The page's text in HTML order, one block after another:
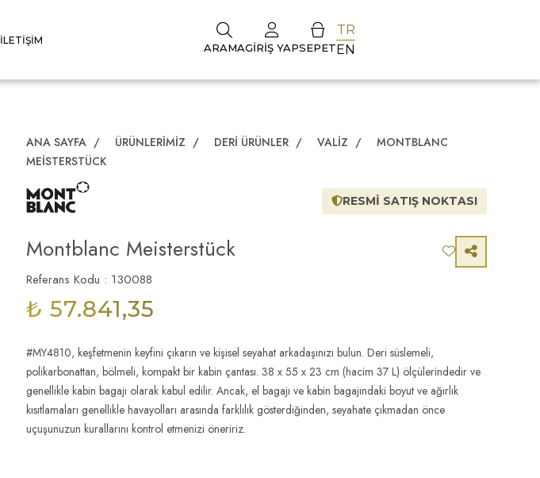
İLETIŞIM
ARAMAGIRIŞ YAPSEPET
TR
EN
ANA SAYFA / ÜRÜNLERIMIZ / DERI ÜRÜNLER / VALIZ /
MONTBLANC
MEISTERSTÜCK
RESMİ SATIŞ NOKTASI
Montblanc Meisterstück
Referans Kodu : 130088
₺ 57.841,35
#MY4810, keşfetmenin keyfini çıkarın ve kişisel seyahat arkadaşınızı bulun. Deri süslemeli,
polikarbonattan, bölmeli, kompakt bir kabin çantası. 38 x 55 x 23 cm (hacim 37 L) ölçülerindedir ve
genellikle kabin bagajı olarak kabul edilir. Ancak, el bagajı ve kabin bagajındaki boyut ve ağırlık
kısıtlamaları genellikle havayolları arasında farklılık gösterdiğinden, seyahate çıkmadan önce
uçuşunuzun kurallarını kontrol etmenizi öneririz.